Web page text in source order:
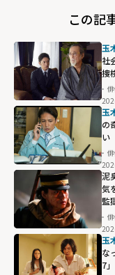
この記
玉
社
捜
玉
の
い
泥
気
監
玉
な
7」